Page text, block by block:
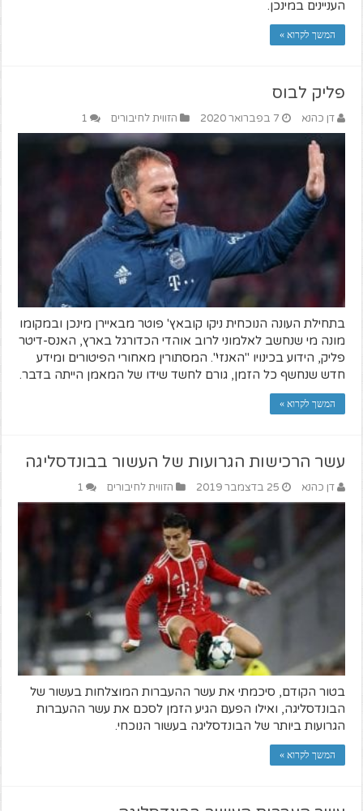
העניינים במינכן.
המשך לקרוא »
פליק לבוס
דן כהנא 7 בפברואר 2020 הזווית לחיבורים 1
בתחילת העונה הנוכחית ניקו קובאץ' פוטר מבאיירן מינכן ובמקומו
מונה מי שנחשב לאלמוני לרוב אוהדי הכדורגל בארץ, האנס-דיטר
פליק, הידוע בכינויו "האנזי". המסתורין מאחורי הפיטורים ומידע
חדש שנחשף כל הזמן, גורם לחשד שידו של המאמן הייתה בדבר.
המשך לקרוא »
עשר הרכישות הגרועות של העשור בבונדסליגה
דן כהנא 25 בדצמבר 2019 הזווית לחיבורים 1
בטור הקודם, סיכמתי את עשר ההעברות המוצלחות בעשור של
הבונדסליגה, ואילו הפעם הגיע הזמן לסכם את עשר ההעברות
הגרועות ביותר של הבונדסליגה בעשור הנוכחי.
המשך לקרוא »